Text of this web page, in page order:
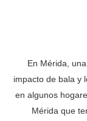
En Mérida,
impacto de bala y
en algunos
Mérida que